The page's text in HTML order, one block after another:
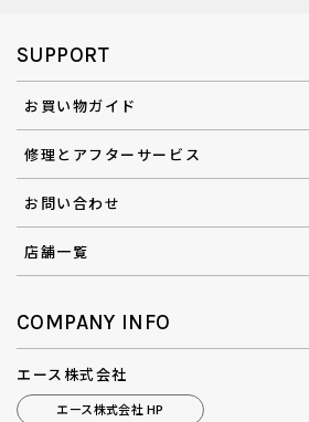
SUPPORT
お買い物ガイド
修理とアフターサービス
お問い合わせ
店舗一覧
COMPANY INFO
エース株式会社
エース株式会社 HP